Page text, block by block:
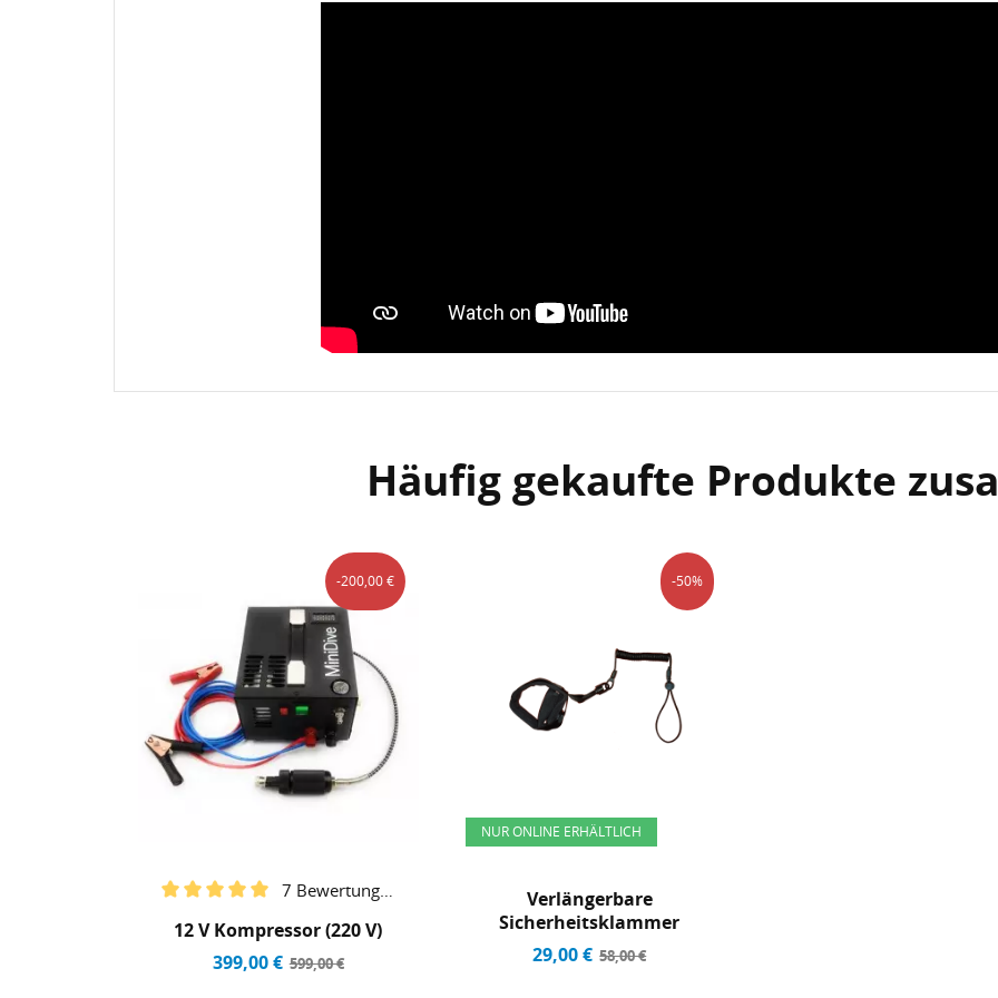
Häufig gekaufte Produkte
-200,00 €
12 V Kompressor (220 V)
399,00 € 599,00 €
-50%
NUR ONLINE ERHÄLTLICH
Verlängerbare
Sicherheitsklammer
29,00 € 58,00 €